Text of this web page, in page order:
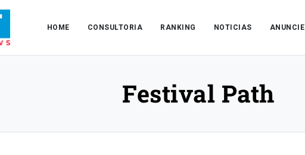
HOME CONSULTORIA RANKING NOTICIAS ANUNCIE
Festival Path